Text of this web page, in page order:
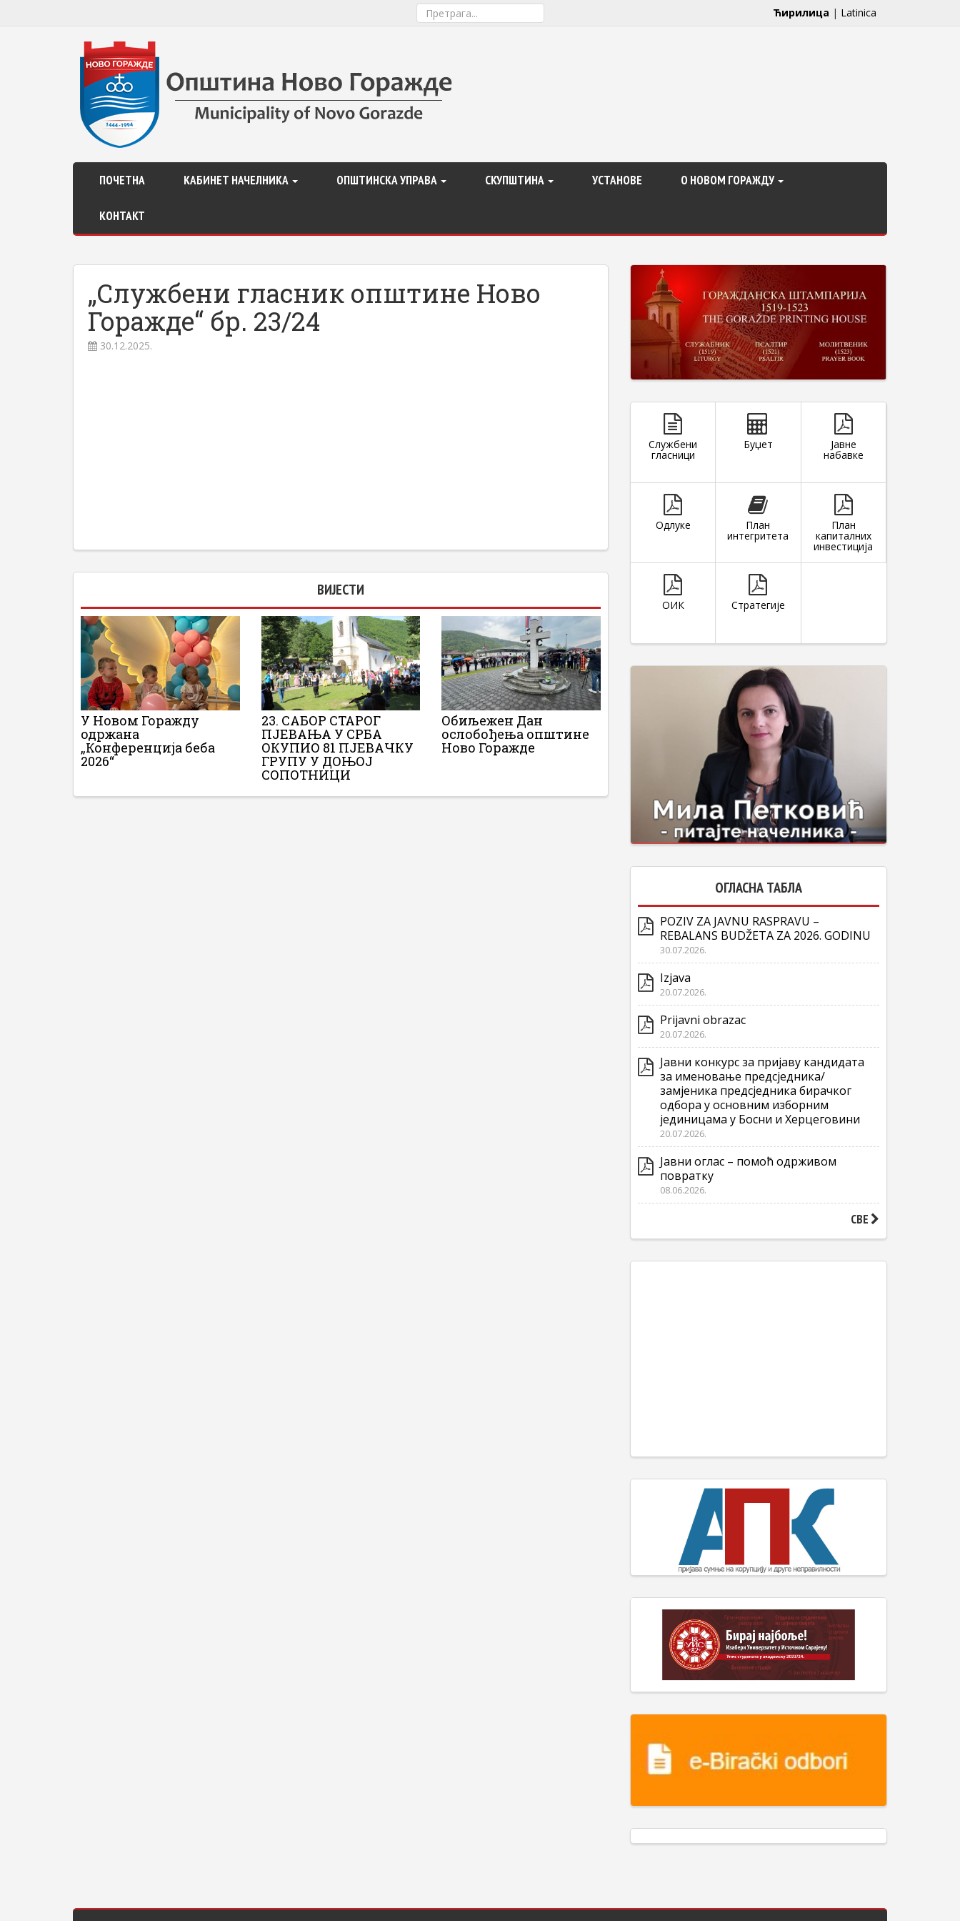
Ћирилица | Latinica
ПОЧЕТНА КАБИНЕТ НАЧЕЛНИКА ОПШТИНСКА УПРАВА СКУПШТИНА УСТАНОВЕ О НОВОМ ГОРАЖДУ
КОНТАКТ
„Службени гласник општине Ново
Горажде“ бр. 23/24
30.12.2025.
ВИЈЕСТИ
У Новом Горажду
одржана
„Конференција беба
2026“
23. САБОР СТАРОГ
ПЈЕВАЊА У СРБА
ОКУПИО 81 ПЈЕВАЧКУ
ГРУПУ У ДОЊОЈ
СОПОТНИЦИ
Обиљежен Дан
ослобођења општине
Ново Горажде
Службени
гласници
Буџет Јавне
набавке
Одлуке План
интегритета
План
капиталних
инвестиција
ОИК Стратегије
ОГЛАСНА ТАБЛА
POZIV ZA JAVNU RASPRAVU –
REBALANS BUDŽETA ZA 2026. GODINU
30.07.2026.
Izjava
20.07.2026.
Prijavni obrazac
20.07.2026.
Јавни конкурс за пријаву кандидата
за именовање предсједника/
замјеника предсједника бирачког
одбора у основним изборним
јединицама у Босни и Херцеговини
20.07.2026.
Јавни оглас – помоћ одрживом
повратку
08.06.2026.
СВЕ